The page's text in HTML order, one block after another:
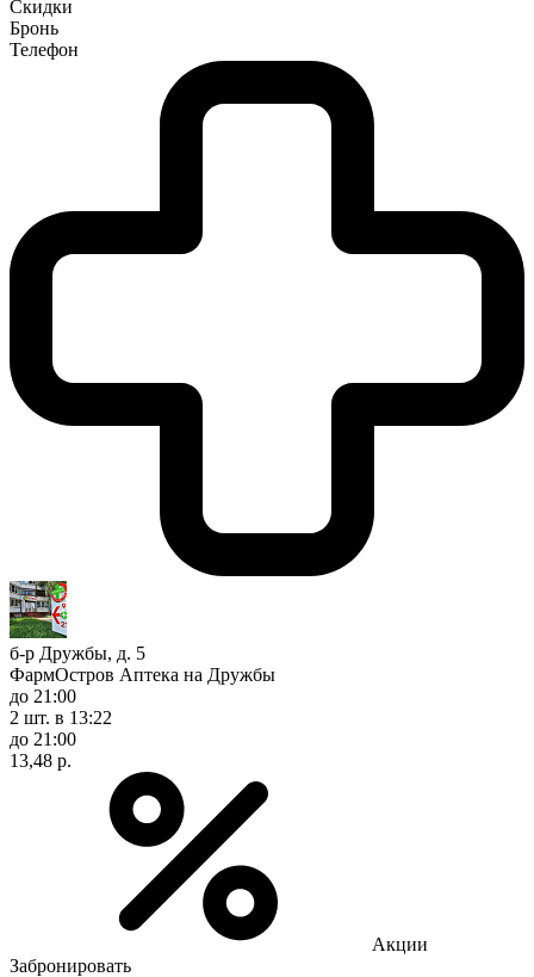
Скидки
Бронь
Телефон
б-р Дружбы, д. 5
ФармОстров Аптека на Дружбы
до 21:00
2 шт. в 13:22
до 21:00
13,48 р.
Акции
Забронировать